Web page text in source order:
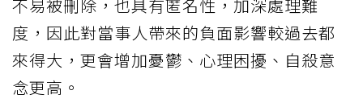
不易被刪除，也具有匿名性，加深處理難
度，因此對當事人帶來的負面影響較過去都
來得大，更會增加憂鬱、心理困擾、自殺意
念更高。